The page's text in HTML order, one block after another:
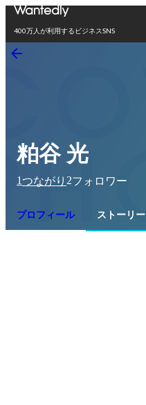
400万人が利用するビジネスSNS
粕谷 光
1つながり 2フォロワー
プロフィール ストーリー